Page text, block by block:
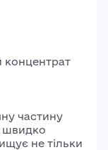
концентрат
частину
швидко
не тільки